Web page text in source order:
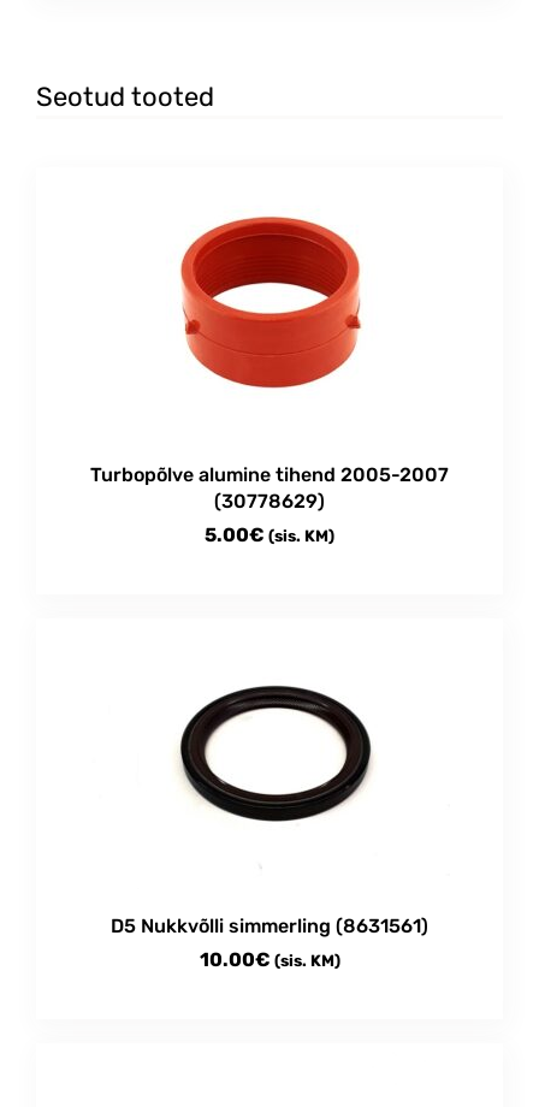
Seotud tooted
Turbopõlve alumine tihend 2005-2007
(30778629)
5.00€ (sis. KM)
D5 Nukkvõlli simmerling (8631561)
10.00€ (sis. KM)